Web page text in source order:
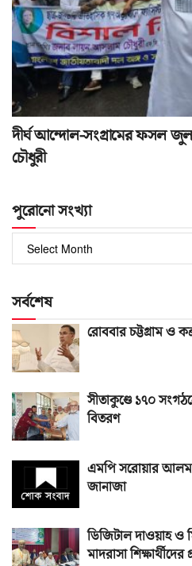
দীর্ঘ আন্দোল-সংগ্রামের ফসল
চৌধুরী
পুরোনো সংখ্যা
পুরোনো
সংখ্যা
সর্বশেষ
রোববার চট্টগ্রাম ও
সীতাকুণ্ডে ১৭০
বিতরণ
এমপি সরোয়ার
জানাজা
ডিজিটাল দাওয়াহ ও
মাদরাসা